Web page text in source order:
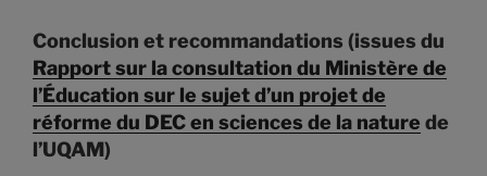
Conclusion et recommandations (issues du
Rapport sur la consultation du Ministère de
l’Éducation sur le sujet d’un projet de
réforme du DEC en sciences de la nature de
l’UQAM)